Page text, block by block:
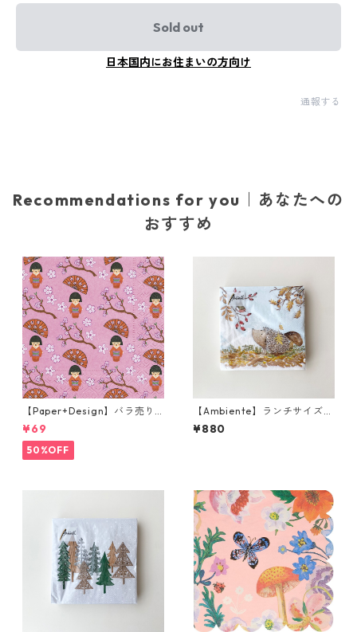
Sold out
日本国内にお住まいの方向け
通報する
Recommendations for you｜あなたへの
おすすめ
【Paper+Design】バラ売り2
枚 ランチサイズ ペーパーナプ
キン LITTLE GEISHA ピンク
¥69
50%OFF
【Ambiente】ランチサイズ
ペーパーナプキン Forest frie
nds ブルー 20枚入り
¥880